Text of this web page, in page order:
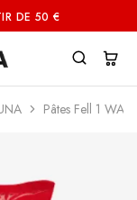
DE 50 €
Pâtes Fell 1